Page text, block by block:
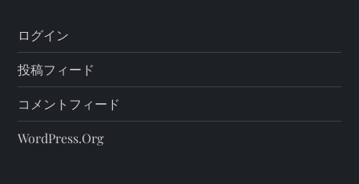
ログイン
投稿フィード
コメントフィード
WordPress.org